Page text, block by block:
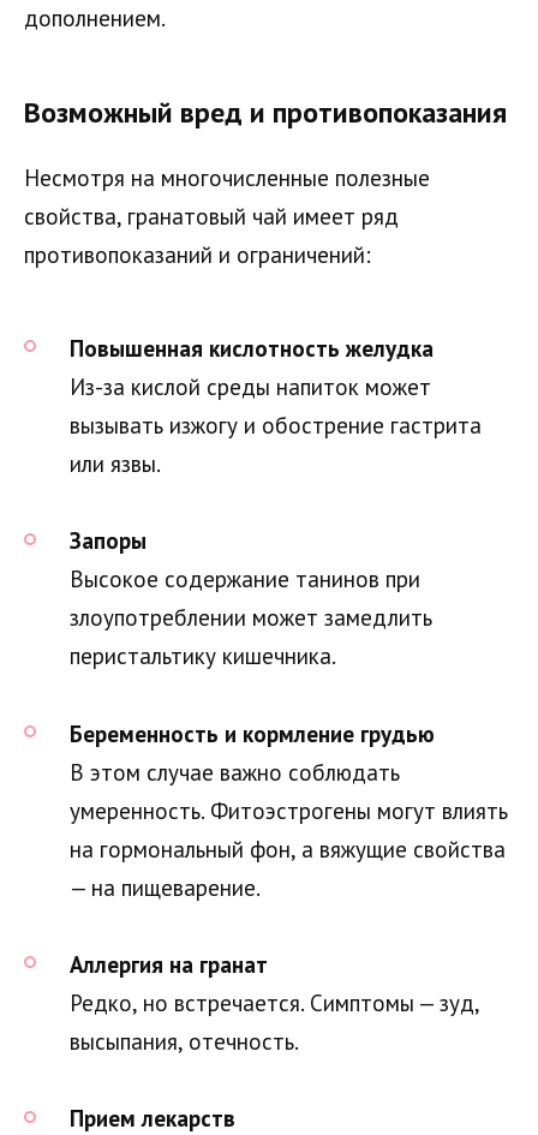
дополнением.
Возможный вред и противопоказания
Несмотря на многочисленные полезные
свойства, гранатовый чай имеет ряд
противопоказаний и ограничений:
Повышенная кислотность желудка
Из-за кислой среды напиток может
вызывать изжогу и обострение гастрита
или язвы.
Запоры
Высокое содержание танинов при
злоупотреблении может замедлить
перистальтику кишечника.
Беременность и кормление грудью
В этом случае важно соблюдать
умеренность. Фитоэстрогены могут влиять
на гормональный фон, а вяжущие свойства
— на пищеварение.
Аллергия на гранат
Редко, но встречается. Симптомы — зуд,
высыпания, отечность.
Прием лекарств